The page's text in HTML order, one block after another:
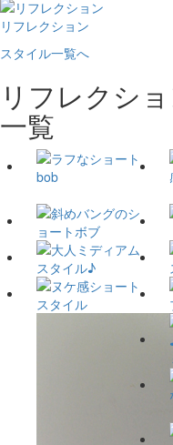
リフレクション
スタイル一覧へ
リフレクシ
一覧